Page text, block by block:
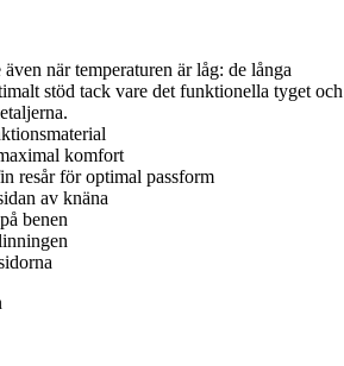
när temperaturen är låg: de långa
stöd tack vare det funktionella tyget och
komfort
resår för optimal passform
av knäna
benen